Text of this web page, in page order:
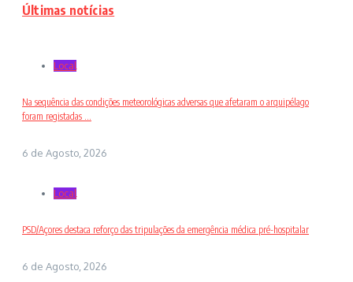
Últimas notícias
Local
Na sequência das condições meteorológicas adversas que afetaram o arquipélago
foram registadas ...
6 de Agosto, 2026
Local
PSD/Açores destaca reforço das tripulações da emergência médica pré-hospitalar
6 de Agosto, 2026